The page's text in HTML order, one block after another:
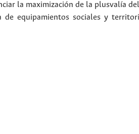
la maximización de la plusvalía
equipamientos sociales y